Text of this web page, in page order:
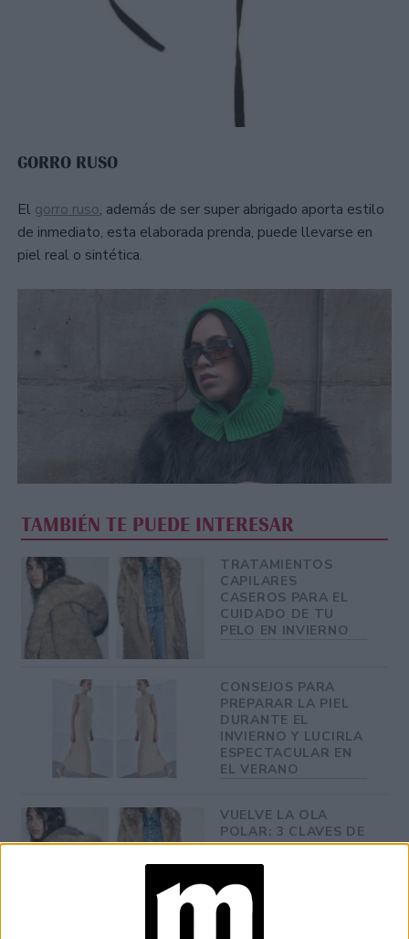
GORRO RUSO
El gorro ruso, además de ser super abrigado aporta estilo
de inmediato, esta elaborada prenda, puede llevarse en
piel real o sintética.
TAMBIÉN TE PUEDE INTERESAR
TRATAMIENTOS
CAPILARES
CASEROS PARA EL
CUIDADO DE TU
PELO EN INVIERNO
CONSEJOS PARA
PREPARAR LA PIEL
DURANTE EL
INVIERNO Y LUCIRLA
ESPECTACULAR EN
EL VERANO
VUELVE LA OLA
POLAR: 3 CLAVES DE
EXPERTAS EN MODA
PARA ABRIGARSE
CON ESTILO